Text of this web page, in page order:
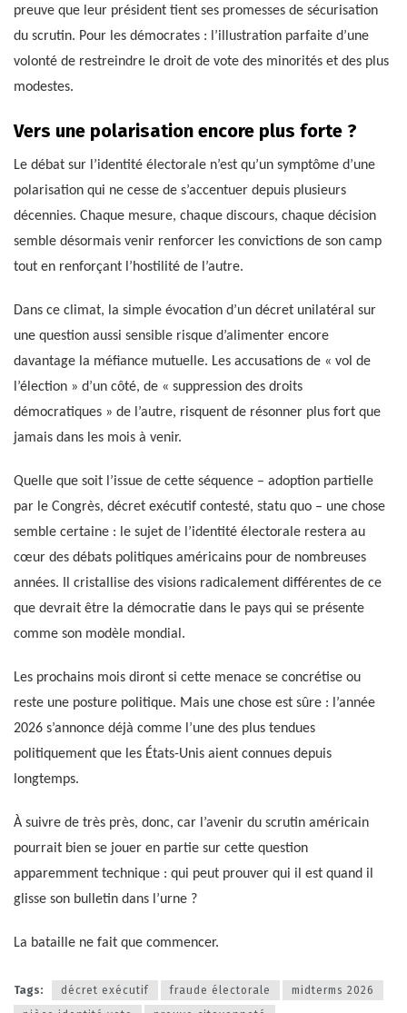
preuve que leur président tient ses promesses de sécurisation
du scrutin. Pour les démocrates : l’illustration parfaite d’une
volonté de restreindre le droit de vote des minorités et des plus
modestes.
Vers une polarisation encore plus forte ?
Le débat sur l’identité électorale n’est qu’un symptôme d’une
polarisation qui ne cesse de s’accentuer depuis plusieurs
décennies. Chaque mesure, chaque discours, chaque décision
semble désormais venir renforcer les convictions de son camp
tout en renforçant l’hostilité de l’autre.
Dans ce climat, la simple évocation d’un décret unilatéral sur
une question aussi sensible risque d’alimenter encore
davantage la méfiance mutuelle. Les accusations de « vol de
l’élection » d’un côté, de « suppression des droits
démocratiques » de l’autre, risquent de résonner plus fort que
jamais dans les mois à venir.
Quelle que soit l’issue de cette séquence – adoption partielle
par le Congrès, décret exécutif contesté, statu quo – une chose
semble certaine : le sujet de l’identité électorale restera au
cœur des débats politiques américains pour de nombreuses
années. Il cristallise des visions radicalement différentes de ce
que devrait être la démocratie dans le pays qui se présente
comme son modèle mondial.
Les prochains mois diront si cette menace se concrétise ou
reste une posture politique. Mais une chose est sûre : l’année
2026 s’annonce déjà comme l’une des plus tendues
politiquement que les États-Unis aient connues depuis
longtemps.
À suivre de très près, donc, car l’avenir du scrutin américain
pourrait bien se jouer en partie sur cette question
apparemment technique : qui peut prouver qui il est quand il
glisse son bulletin dans l’urne ?
La bataille ne fait que commencer.
Tags: décret exécutif fraude électorale
midterms 2026